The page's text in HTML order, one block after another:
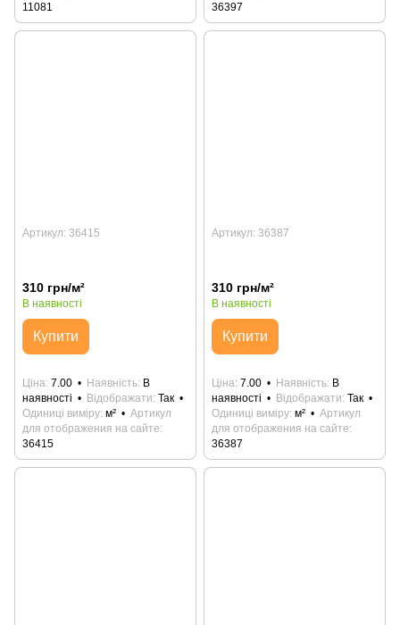
11081
36397
Артикул: 36415
310 грн/м²
В наявності
Купити
Ціна 7.00 Наявність В
наявності
Відображати Так
Одиниці виміру м²
Артикул
для отображения на сайте
36415
Артикул: 36387
310 грн/м²
В наявності
Купити
Ціна 7.00 Наявність В
наявності
Відображати Так
Одиниці виміру м²
Артикул
для отображения на сайте
36387